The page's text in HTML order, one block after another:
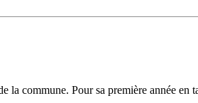
la commune. Pour sa première année